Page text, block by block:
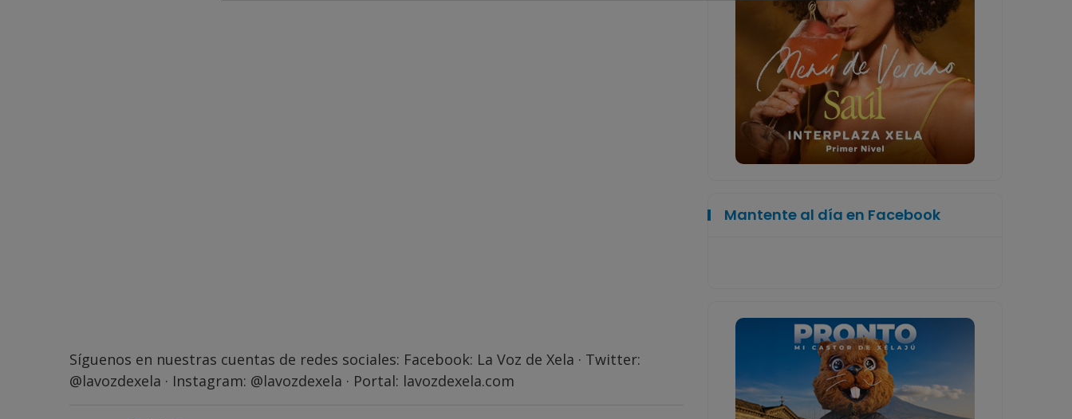
Síguenos en nuestras cuentas de redes sociales: Facebook: La Voz de Xela · Twitter:
@lavozdexela · Instagram: @lavozdexela · Portal: lavozdexela.com
Mantente al día en Facebook